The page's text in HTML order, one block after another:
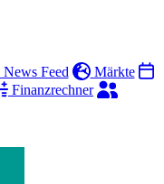
News Feed
Märkte
Finanzrechner